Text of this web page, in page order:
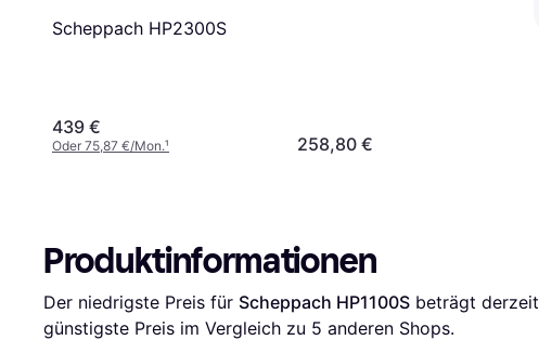
Scheppach HP2300S
439 €
Oder 75,87 €/Mon.¹ 258,80 €
Produktinformationen
Der niedrigste Preis für Scheppach HP1100S beträgt derzeit
günstigste Preis im Vergleich zu 5 anderen Shops.